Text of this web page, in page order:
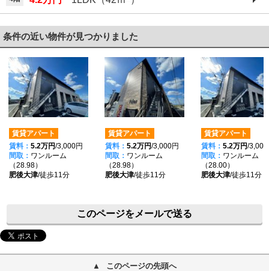
条件の近い物件が見つかりました
賃貸アパート
賃料： 5.2万円/3,000円
間取： ワンルーム
（28.98）
肥後大津/徒歩11分
賃貸アパート
賃料： 5.2万円/3,000円
間取： ワンルーム
（28.98）
肥後大津/徒歩11分
賃貸アパート
賃料： 5.2万円/3,000
間取： ワンルーム
（28.00）
肥後大津/徒歩11分
このページをメールで送る
このページの先頭へ